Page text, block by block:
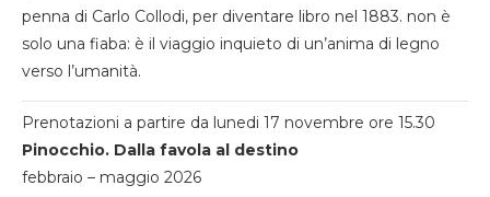
penna di Carlo Collodi, per diventare libro nel 1883. non è
solo una fiaba: è il viaggio inquieto di un’anima di legno
verso l’umanità.
Prenotazioni a partire da lunedi 17 novembre ore 15.30
Pinocchio. Dalla favola al destino
febbraio – maggio 2026